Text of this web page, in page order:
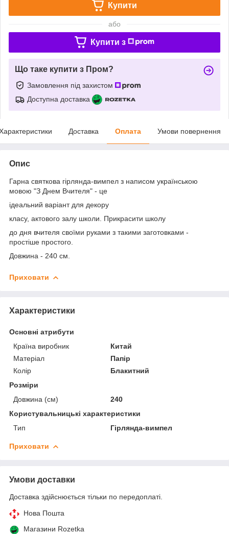
Купити
або
Купити з
Що таке купити з Пром?
Замовлення під захистом
Доступна доставка
Доставка Оплата Умови повернення
Опис
Гарна святкова гірлянда-вимпел з написом українською
мовою "З Днем Вчителя" - це
ідеальний варіант для декору
класу, актового залу школи. Прикрасити школу
до дня вчителя своїми руками з такими заготовками -
простіше простого.
Довжина - 240 см.
Приховати
Характеристики
Основні атрибути
Країна виробник
Китай
Матеріал
Папір
Колір
Блакитний
Розміри
Довжина (см)
240
Користувальницькі характеристики
Тип
Гірлянда-вимпел
Приховати
Умови доставки
Доставка здійснюється тільки по передоплаті.
Нова Пошта
Магазини Rozetka